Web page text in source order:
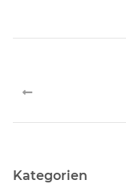
Kategorien